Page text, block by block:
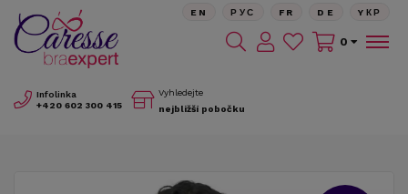
Infolinka
+420 602 300 415
Vyhledejte
nejbližší pobočku
EN РУС FR DE YКР
0